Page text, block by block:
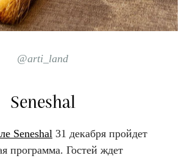
@arti_land
Seneshal
Seneshal 31 декабря пройдет
программа. Гостей ждет